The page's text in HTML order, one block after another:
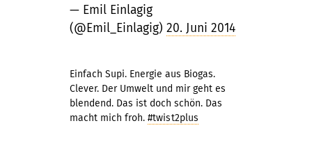
— Emil Einlagig
(@Emil_Einlagig) 20. Juni 2014
Einfach Supi. Energie aus Biogas.
Clever. Der Umwelt und mir geht es
blendend. Das ist doch schön. Das
macht mich froh. #twist2plus